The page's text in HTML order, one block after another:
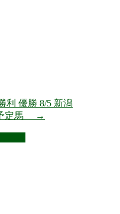
利 優勝 8/5 新潟
定馬
→